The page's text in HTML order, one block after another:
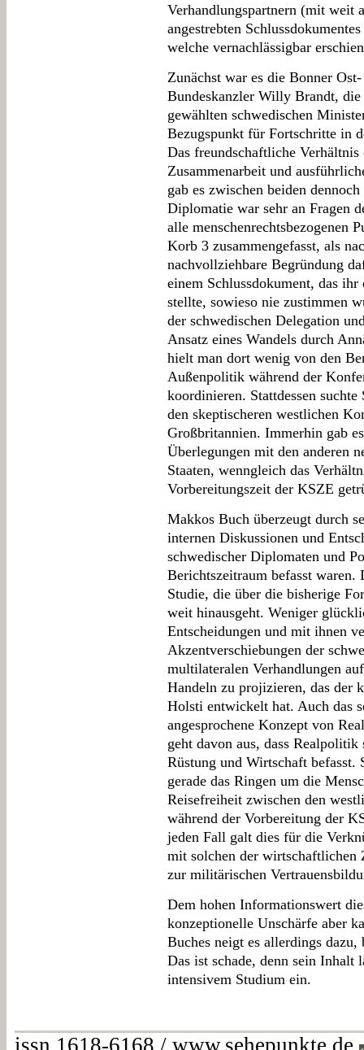
Verhandlungspartnern (mit weit
angestrebten
welche vernachlässigbar
Zunächst war es die Bonner
Bundeskanzler Willy Brandt,
gewählten schwedischen
Bezugspunkt für Fortschritte in
Das freundschaftliche
Zusammenarbeit und
gab es zwischen beiden
Diplomatie war sehr an Fragen
alle menschenrechtsbezogenen
Korb 3 zusammengefasst, als
nachvollziehbare Begründung
einem Schlussdokument, das
stellte, sowieso nie zustimmen
der schwedischen Delegation
Ansatz eines Wandels durch
hielt man dort wenig von den
Außenpolitik während der
koordinieren. Stattdessen
den skeptischeren westlichen
Großbritannien. Immerhin gab
Überlegungen mit den anderen
Staaten, wenngleich das
Vorbereitungszeit der KSZE
Makkos Buch überzeugt durch
internen Diskussionen und
schwedischer Diplomaten und
Berichtszeitraum befasst
Studie, die über die bisherige
weit hinausgeht. Weniger
Entscheidungen und mit ihnen
Akzentverschiebungen der
multilateralen Verhandlungen
Handeln zu projizieren, das der
Holsti entwickelt hat. Auch das
angesprochene Konzept von
geht davon aus, dass
Rüstung und Wirtschaft befasst.
gerade das Ringen um die
Reisefreiheit zwischen den
während der Vorbereitung der
jeden Fall galt dies für die
mit solchen der wirtschaftlichen
zur militärischen
Dem hohen Informationswert
konzeptionelle Unschärfe aber
Buches neigt es allerdings
Das ist schade, denn sein Inhalt
intensivem Studium ein.
issn 1618-6168 / www.sehepunkte.de